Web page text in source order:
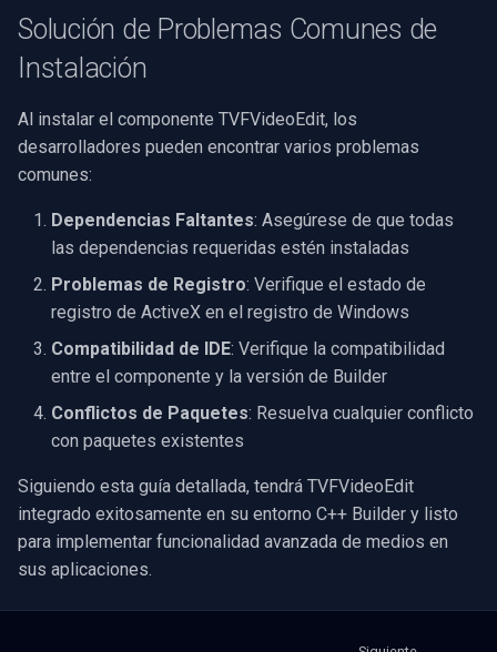
Solución de Problemas Comunes de
Instalación
Al instalar el componente TVFVideoEdit, los
desarrolladores pueden encontrar varios problemas
comunes:
Dependencias Faltantes: Asegúrese de que todas
las dependencias requeridas estén instaladas
Problemas de Registro: Verifique el estado de
registro de ActiveX en el registro de Windows
Compatibilidad de IDE: Verifique la compatibilidad
entre el componente y la versión de Builder
Conflictos de Paquetes: Resuelva cualquier conflicto
con paquetes existentes
Siguiendo esta guía detallada, tendrá TVFVideoEdit
integrado exitosamente en su entorno C++ Builder y listo
para implementar funcionalidad avanzada de medios en
sus aplicaciones.